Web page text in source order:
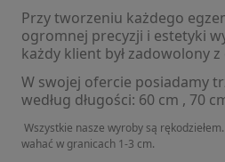
Przy tworzeniu każdego
ogromnej precyzji i estetyki
każdy klient był zadowolony
W swojej ofercie posiadamy
według długości: 60 cm , 70
Wszystkie nasze wyroby są
wahać w granicach 1-3 cm.